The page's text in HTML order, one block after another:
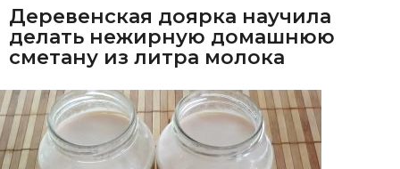
Деревенская доярка научила
делать нежирную домашнюю
сметану из литра молока